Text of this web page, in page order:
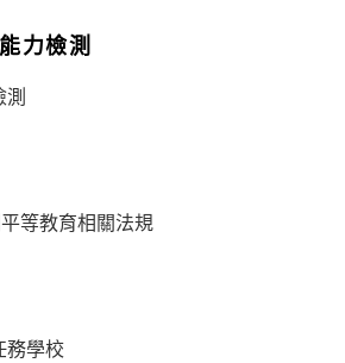
力檢測
測
等教育相關法規
務學校